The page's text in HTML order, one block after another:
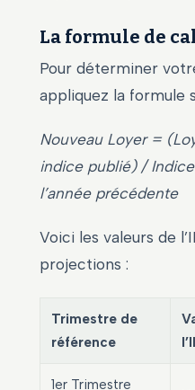
La formule de
Pour déterminer
appliquez la formule
Nouveau Loyer =
indice publié) /
l’année précédente
Voici les valeurs de
projections :
Trimestre de
référence
1er Trimestre